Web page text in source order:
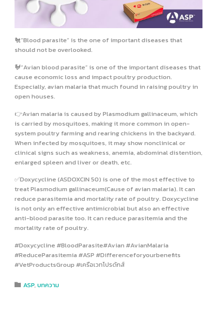
🐔”Blood parasite” is the one of important diseases that
should not be overlooked.
🐓​“Avian blood parasite” is one of the important diseases that
cause economic loss and impact poultry production.
Especially, avian malaria that much found in raising poultry in
open houses.
👉​Avian malaria is caused by Plasmodium gallinaceum, which
is carried by mosquitoes, making it more common in open-
system poultry farming and rearing chickens in the backyard.
When infected by mosquitoes, it may show nonclinical or
clinical signs such as weakness, anemia, abdominal distention,
enlarged spleen and liver or death, etc.
✅Doxycycline (ASDOXCIN 50) is one of the most effective to
treat Plasmodium gallinaceum(Cause of avian malaria). It can
reduce parasitemia and mortality rate of poultry. Doxycycline
is not only an effective antimicrobial but also an effective
anti-blood parasite too. It can reduce parasitemia and the
mortality rate of poultry.
#Doxycycline #BloodParasite#Avian #AvianMalaria
#ReduceParasitemia #ASP #Differenceforyourbenefits
#VetProductsGroup #เครือเวทโปรดักส์
 Category
ASP, บทความ